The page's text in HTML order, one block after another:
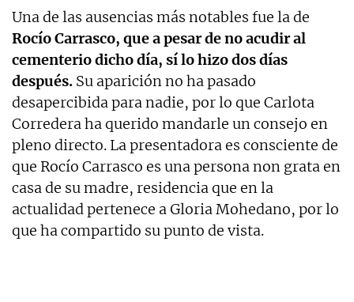
Una de las ausencias más notables fue la de
Rocío Carrasco, que a pesar de no acudir al
cementerio dicho día, sí lo hizo dos días
después. Su aparición no ha pasado
desapercibida para nadie, por lo que Carlota
Corredera ha querido mandarle un consejo en
pleno directo. La presentadora es consciente de
que Rocío Carrasco es una persona non grata en
casa de su madre, residencia que en la
actualidad pertenece a Gloria Mohedano, por lo
que ha compartido su punto de vista.